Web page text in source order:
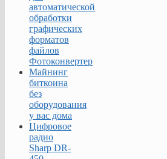
автоматической
обработки
графических
форматов
файлов
Фотоконвертер
Майнинг
биткоина
без
оборудования
у вас дома
Цифровое
радио
Sharp DR-